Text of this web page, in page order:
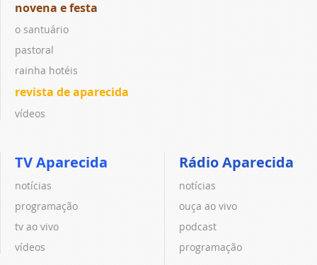
novena e festa
o santuário
pastoral
rainha hotéis
revista de aparecida
vídeos
TV Aparecida
notícias
programação
tv ao vivo
vídeos
Rádio Aparecida
notícias
ouça ao vivo
podcast
programação